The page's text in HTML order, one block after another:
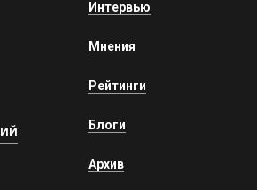
Интервью
Мнения
Рейтинги
Блоги
Архив